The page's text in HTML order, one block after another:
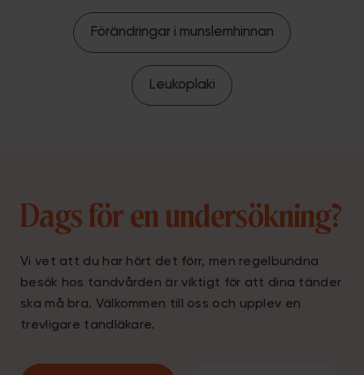
Förändringar i munslemhinnan
Leukoplaki
Dags för en undersökning?
Vi vet att du har hört det förr, men regelbundna
besök hos tandvården är viktigt för att dina tänder
ska må bra. Välkommen till oss och upplev en
trevligare tandläkare.